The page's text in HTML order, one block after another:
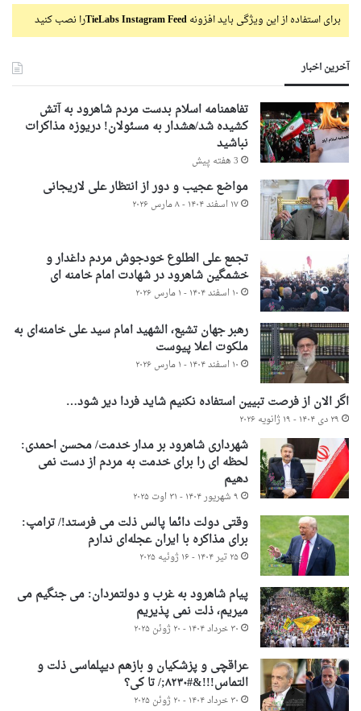
برای استفاده از این ویژگی باید افزونهTieLabs Instagram Feedرا نصب کنید
آخرین اخبار
تفاهمنامه اسلام بدست مردم شاهرود به آتش
کشیده شد/هشدار به مسئولان! دریوزه مذاکرات
نباشید
3 هفته پیش
مواضع عجیب و دور از انتظار علی لاریجانی
۱۷ اسفند ۱۴۰۴ - ۸ مارس ۲۰۲۶
تجمع علی الطلوع خودجوش مردم داغدار و
خشمگین شاهرود در شهادت امام خامنه ای
۱۰ اسفند ۱۴۰۴ - ۱ مارس ۲۰۲۶
رهبر جهان تشیع، الشهید امام سید علی خامنه‌ای به
ملکوت اعلا پیوست
۱۰ اسفند ۱۴۰۴ - ۱ مارس ۲۰۲۶
اگر الان از فرصت تبیین استفاده نکنیم شاید فردا دیر شود…
۲۹ دی ۱۴۰۴ - ۱۹ ژانویه ۲۰۲۶
شهرداری شاهرود بر مدار خدمت/ محسن احمدی:
لحظه ای را برای خدمت به مردم از دست نمی
دهیم
۹ شهریور ۱۴۰۴ - ۳۱ اوت ۲۰۲۵
وقتی دولت دائما پالس ذلت می فرستد!/ ترامپ:
برای مذاکره با ایران عجله‌ای ندارم
۲۵ تیر ۱۴۰۴ - ۱۶ ژوئیه ۲۰۲۵
پیام شاهرود به غرب و دولتمردان: می جنگیم می
میریم، ذلت نمی پذیریم
۳۰ خرداد ۱۴۰۴ - ۲۰ ژوئن ۲۰۲۵
عراقچی و پزشکیان و بازهم دیپلماسی ذلت و
التماس!!!&#۸۲۳۰;/ تا کی؟
۳۰ خرداد ۱۴۰۴ - ۲۰ ژوئن ۲۰۲۵